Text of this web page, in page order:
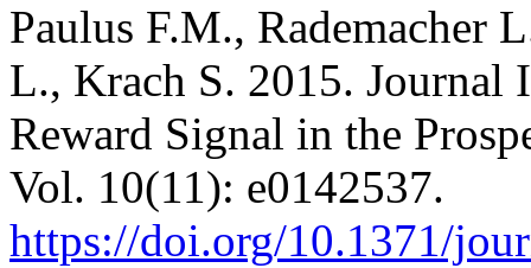
Paulus F.M., Rademacher
L., Krach S. 2015. Journal
Reward Signal in the
Vol. 10(11): e0142537.
https://doi.org/10.1371/